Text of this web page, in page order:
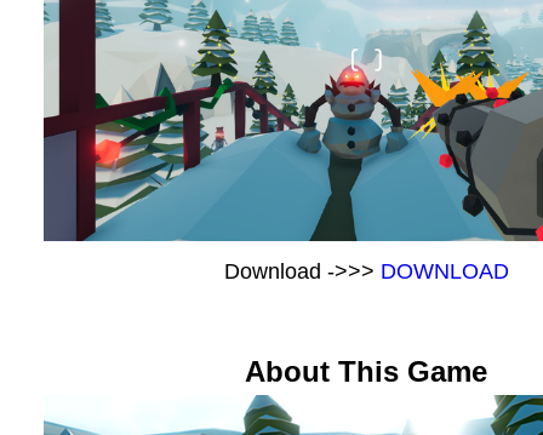
Download ->>> DOWNLOAD
About This Game